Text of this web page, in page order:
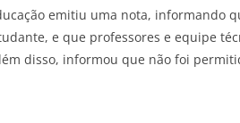
emitiu uma nota, informando
e que professores e equipe
disso, informou que não foi